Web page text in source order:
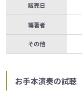
販売日
編著者
その他
お手本演奏の試聴